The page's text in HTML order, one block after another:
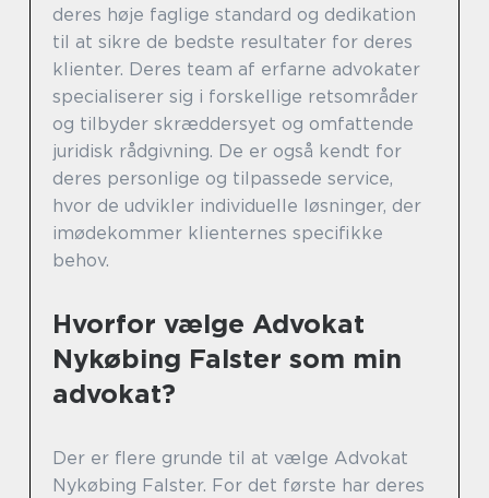
deres høje faglige standard og dedikation
til at sikre de bedste resultater for deres
klienter. Deres team af erfarne advokater
specialiserer sig i forskellige retsområder
og tilbyder skræddersyet og omfattende
juridisk rådgivning. De er også kendt for
deres personlige og tilpassede service,
hvor de udvikler individuelle løsninger, der
imødekommer klienternes specifikke
behov.
Hvorfor vælge Advokat
Nykøbing Falster som min
advokat?
Der er flere grunde til at vælge Advokat
Nykøbing Falster. For det første har deres